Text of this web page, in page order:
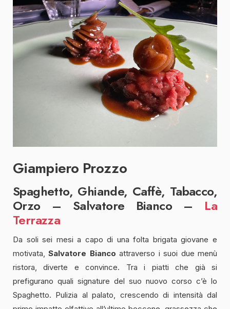
Giampiero Prozzo
Spaghetto, Ghiande, Caffè, Tabacco,
Orzo – Salvatore Bianco – La
Terrazza
Da soli sei mesi a capo di una folta brigata giovane e
motivata,Salvatore Bianco attraverso i suoi due menù
ristora, diverte e convince. Tra i piatti che già si
prefigurano quali signature del suo nuovo corso c’è lo
Spaghetto. Pulizia al palato, crescendo di intensità dal